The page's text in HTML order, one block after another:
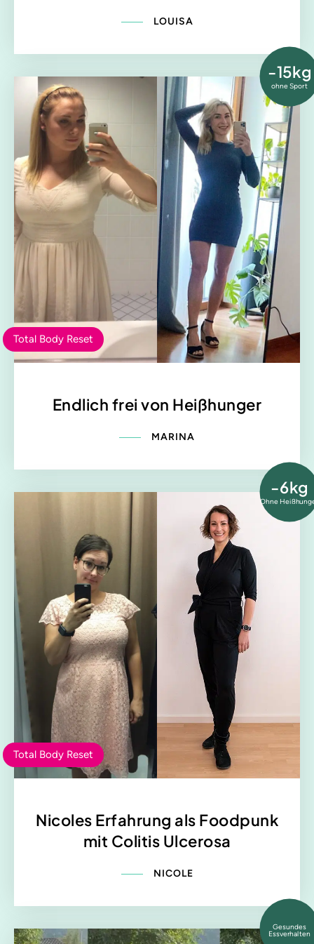
LOUISA
-15kg
ohne Sport
Total Body Reset
Endlich frei von Heißhunger
MARINA
-6kg
Ohne
Total Body Reset
Nicoles Erfahrung als Foodpunk
mit Colitis Ulcerosa
NICOLE
Gesundes
Essverhalten